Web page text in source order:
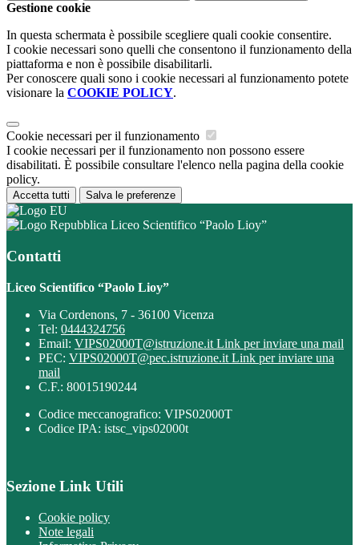
Gestione cookie
In questa schermata è possibile scegliere quali cookie consentire.
I cookie necessari sono quelli che consentono il funzionamento della
piattaforma e non è possibile disabilitarli.
Per conoscere quali sono i cookie necessari al funzionamento potete
visionare la COOKIE POLICY.
Cookie necessari per il funzionamento
I cookie necessari per il funzionamento non possono essere
disabilitati. È possibile consultare l'elenco nella pagina della cookie
policy.
Accetta tutti Salva le preferenze
Liceo Scientifico “Paolo Lioy”
Contatti
Liceo Scientifico “Paolo Lioy”
Via Cordenons, 7 - 36100 Vicenza
Tel: 0444324756
Email: VIPS02000T@istruzione.it Link per inviare una mail
PEC: VIPS02000T@pec.istruzione.it Link per inviare una
mail
C.F.: 80015190244
Codice meccanografico: VIPS02000T
Codice IPA: istsc_vips02000t
Sezione Link Utili
Cookie policy
Note legali